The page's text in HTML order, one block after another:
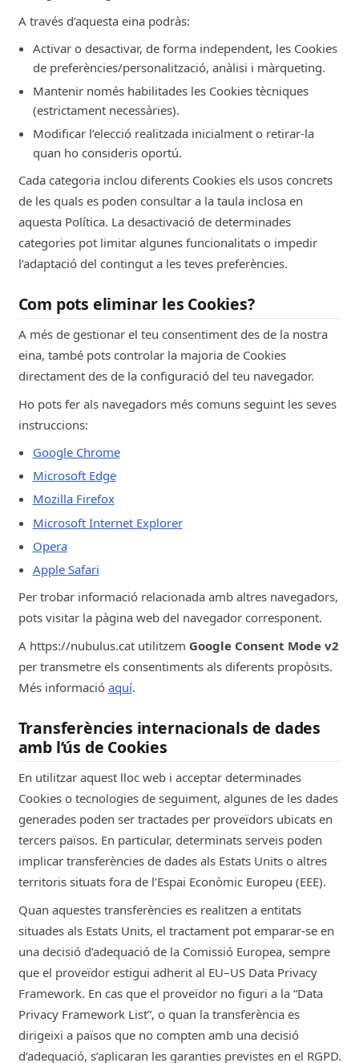
nubulus.cat
ttcsid
Publicitat conductual
TikTok
nubulus.cat
Publicitat conductual
TikTok
__cf_bm
Estrictament Necessàries
Cloudflare
28m
-
nubulus.cat
session
CookieConsent
Estrictament Necessàries
Cookiebot
nubulus.cat
session
TESTCOOKIESENABLED
Estrictament Necessàries
Viafoura
A través d’aquesta eina podràs:
Activar o desactivar, de forma independent, les Cookies
de preferències/personalització, anàlisi i màrqueting.
Mantenir només habilitades les Cookies tècniques
(estrictament necessàries).
Modificar l’elecció realitzada inicialment o retirar-la
quan ho consideris oportú.
Cada categoria inclou diferents Cookies els usos concrets
de les quals es poden consultar a la taula inclosa en
aquesta Política. La desactivació de determinades
categories pot limitar algunes funcionalitats o impedir
l’adaptació del contingut a les teves preferències.
Com pots eliminar les Cookies?
A més de gestionar el teu consentiment des de la nostra
eina, també pots controlar la majoria de Cookies
directament des de la configuració del teu navegador.
Ho pots fer als navegadors més comuns seguint les seves
instruccions:
Google Chrome
Microsoft Edge
Mozilla Firefox
Microsoft Internet Explorer
Opera
Apple Safari
Per trobar informació relacionada amb altres navegadors,
pots visitar la pàgina web del navegador corresponent.
A https://nubulus.cat utilitzem Google Consent Mode v2
per transmetre els consentiments als diferents propòsits.
Més informació aquí.
Transferències internacionals de dades
amb l’ús de Cookies
En utilitzar aquest lloc web i acceptar determinades
Cookies o tecnologies de seguiment, algunes de les dades
generades poden ser tractades per proveïdors ubicats en
tercers països. En particular, determinats serveis poden
implicar transferències de dades als Estats Units o altres
territoris situats fora de l’Espai Econòmic Europeu (EEE).
Quan aquestes transferències es realitzen a entitats
situades als Estats Units, el tractament pot emparar-se en
una decisió d’adequació de la Comissió Europea, sempre
que el proveïdor estigui adherit al EU–US Data Privacy
Framework. En cas que el proveïdor no figuri a la “Data
Privacy Framework List”, o quan la transferència es
dirigeixi a països que no compten amb una decisió
d’adequació, s’aplicaran les garanties previstes en el RGPD.